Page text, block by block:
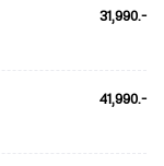
31,990.-
41,990.-